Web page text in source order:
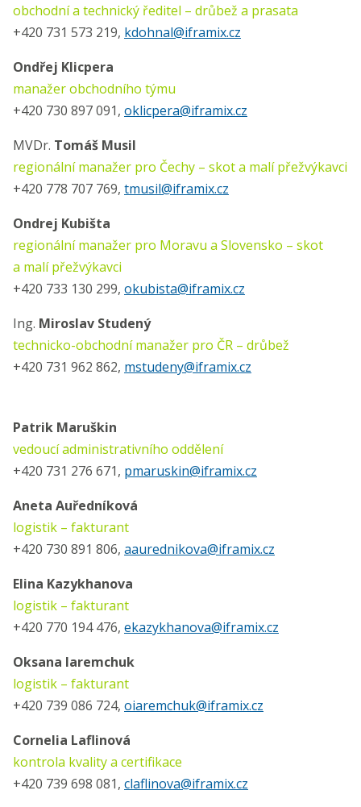
obchodní a technický ředitel – drůbež a prasata
+420 731 573 219, kdohnal@iframix.cz
Ondřej Klicpera
manažer obchodního týmu
+420 730 897 091, oklicpera@iframix.cz
MVDr. Tomáš Musil
regionální manažer pro Čechy – skot a malí přežvýkavci
+420 778 707 769, tmusil@iframix.cz
Ondrej Kubišta
regionální manažer pro Moravu a Slovensko – skot
a malí přežvýkavci
+420 733 130 299, okubista@iframix.cz
Ing. Miroslav Studený
technicko-obchodní manažer pro ČR – drůbež
+420 731 962 862, mstudeny@iframix.cz
Patrik Maruškin
vedoucí administrativního oddělení
+420 731 276 671, pmaruskin@iframix.cz
Aneta Auředníková
logistik – fakturant
+420 730 891 806, aaurednikova@iframix.cz
Elina Kazykhanova
logistik – fakturant
+420 770 194 476, ekazykhanova@iframix.cz
Oksana Iaremchuk
logistik – fakturant
+420 739 086 724, oiaremchuk@iframix.cz
Cornelia Laflinová
kontrola kvality a certifikace
+420 739 698 081, claflinova@iframix.cz